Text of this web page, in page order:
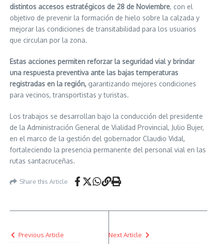
distintos accesos estratégicos de 28 de Noviembre, con el
objetivo de prevenir la formación de hielo sobre la calzada y
mejorar las condiciones de transitabilidad para los usuarios
que circulan por la zona.
Estas acciones permiten reforzar la seguridad vial y brindar
una respuesta preventiva ante las bajas temperaturas
registradas en la región, garantizando mejores condiciones
para vecinos, transportistas y turistas.
Los trabajos se desarrollan bajo la conducción del presidente
de la Administración General de Vialidad Provincial, Julio Bujer,
en el marco de la gestión del gobernador Claudio Vidal,
fortaleciendo la presencia permanente del personal vial en las
rutas santacruceñas.
Share this Article
Previous Article Next Article